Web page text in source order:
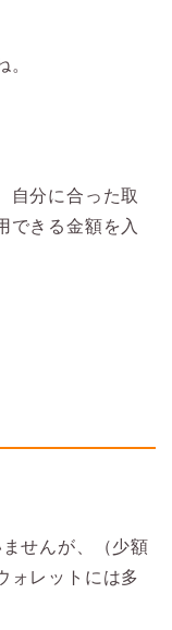
自分に合った取
できる金額を入
せんが、（少額
ォレットには多